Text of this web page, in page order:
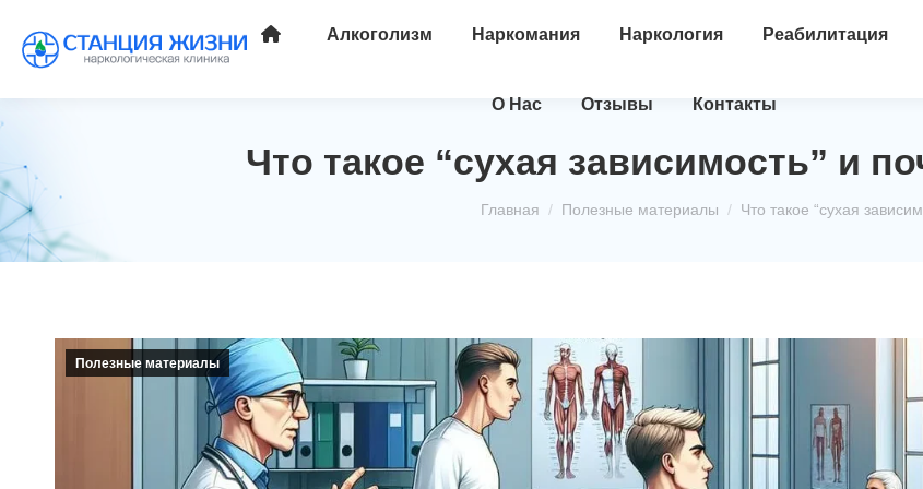
Алкоголизм Наркомания Наркология Реабилитация
О Нас Отзывы Контакты
Что такое “сухая зависимость” и
Главная Полезные материалы Что такое “сухая
Полезные материалы